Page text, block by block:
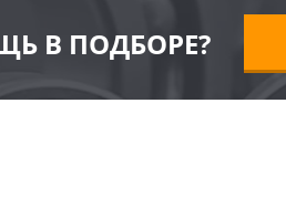
В ПОДБОРЕ?